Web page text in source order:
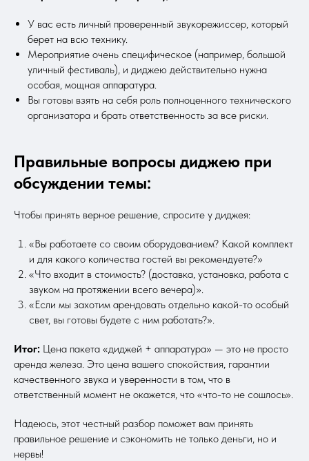
У вас есть личный проверенный звукорежиссер, который
берет на всю технику.
Мероприятие очень специфическое (например, большой
уличный фестиваль), и диджею действительно нужна
особая, мощная аппаратура.
Вы готовы взять на себя роль полноценного технического
организатора и брать ответственность за все риски.
Правильные вопросы диджею при
обсуждении темы:
Чтобы принять верное решение, спросите у диджея:
«Вы работаете со своим оборудованием? Какой комплект
и для какого количества гостей вы рекомендуете?»
«Что входит в стоимость? (доставка, установка, работа с
звуком на протяжении всего вечера)».
«Если мы захотим арендовать отдельно какой-то особый
свет, вы готовы будете с ним работать?».
Итог: Цена пакета «диджей + аппаратура» — это не просто
аренда железа. Это цена вашего спокойствия, гарантии
качественного звука и уверенности в том, что в
ответственный момент не окажется, что «что-то не сошлось».
Надеюсь, этот честный разбор поможет вам принять
правильное решение и сэкономить не только деньги, но и
нервы!